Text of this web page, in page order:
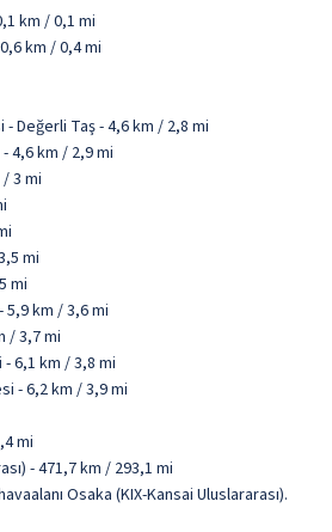
km / 0,1 mi
km / 0,4 mi
Değerli Taş - 4,6 km / 2,8 mi
4,6 km / 2,9 mi
3 mi
mi
mi
5,9 km / 3,6 mi
/ 3,7 mi
- 6,1 km / 3,8 mi
- 6,2 km / 3,9 mi
mi
- 471,7 km / 293,1 mi
Osaka (KIX-Kansai Uluslararası).